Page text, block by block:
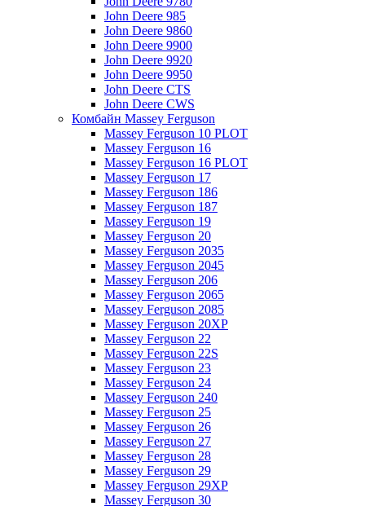
John Deere 985
John Deere 9860
John Deere 9900
John Deere 9920
John Deere 9950
John Deere CTS
John Deere CWS
Комбайн Massey Ferguson
Massey Ferguson 10 PLOT
Massey Ferguson 16
Massey Ferguson 16 PLOT
Massey Ferguson 17
Massey Ferguson 186
Massey Ferguson 187
Massey Ferguson 19
Massey Ferguson 20
Massey Ferguson 2035
Massey Ferguson 2045
Massey Ferguson 206
Massey Ferguson 2065
Massey Ferguson 2085
Massey Ferguson 20XP
Massey Ferguson 22
Massey Ferguson 22S
Massey Ferguson 23
Massey Ferguson 24
Massey Ferguson 240
Massey Ferguson 25
Massey Ferguson 26
Massey Ferguson 27
Massey Ferguson 28
Massey Ferguson 29
Massey Ferguson 29XP
Massey Ferguson 30